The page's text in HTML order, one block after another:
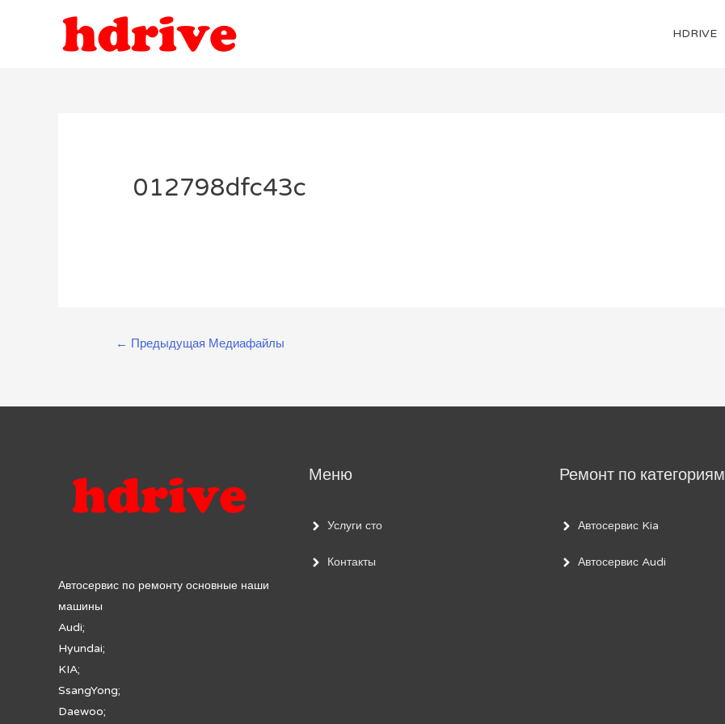
HDRIVE
012798dfc43c
Навигация
← Предыдущая Медиафайлы
Автосервис по ремонту основные наши
машины
Audi;
Hyundai;
KIA;
SsangYong;
Daewoo;
Меню
Услуги сто
Контакты
Ремонт по категориям
Автосервис Kia
Автосервис Audi